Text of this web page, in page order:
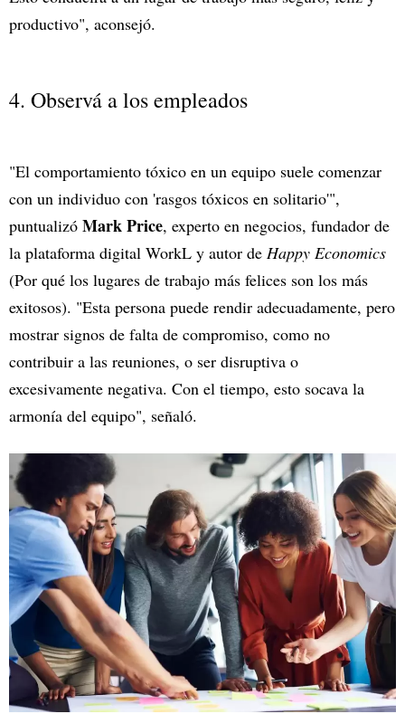
productivo", aconsejó.
4. Observá a los empleados
"El comportamiento tóxico en un equipo suele comenzar
con un individuo con 'rasgos tóxicos en solitario'",
puntualizó Mark Price, experto en negocios, fundador de
la plataforma digital WorkL y autor de Happy Economics
(Por qué los lugares de trabajo más felices son los más
exitosos). "Esta persona puede rendir adecuadamente, pero
mostrar signos de falta de compromiso, como no
contribuir a las reuniones, o ser disruptiva o
excesivamente negativa. Con el tiempo, esto socava la
armonía del equipo", señaló.